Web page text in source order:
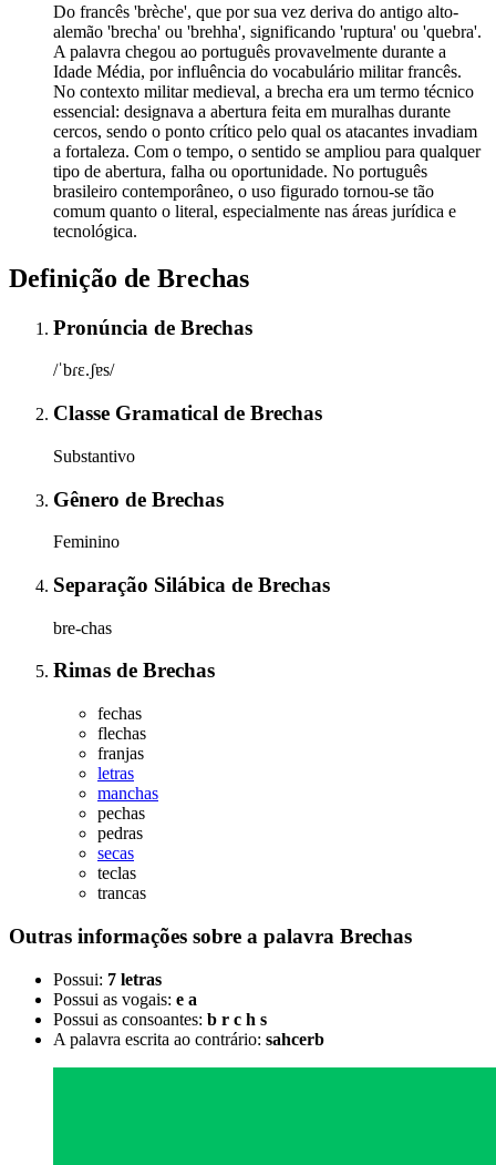
Do francês 'brèche', que por sua vez deriva do antigo alto-
alemão 'brecha' ou 'brehha', significando 'ruptura' ou 'quebra'.
A palavra chegou ao português provavelmente durante a
Idade Média, por influência do vocabulário militar francês.
No contexto militar medieval, a brecha era um termo técnico
essencial: designava a abertura feita em muralhas durante
cercos, sendo o ponto crítico pelo qual os atacantes invadiam
a fortaleza. Com o tempo, o sentido se ampliou para qualquer
tipo de abertura, falha ou oportunidade. No português
brasileiro contemporâneo, o uso figurado tornou-se tão
comum quanto o literal, especialmente nas áreas jurídica e
tecnológica.
Definição de Brechas
Pronúncia de Brechas
/ˈbɾɛ.ʃɐs/
Classe Gramatical de Brechas
Substantivo
Gênero de Brechas
Feminino
Separação Silábica de Brechas
bre-chas
Rimas de Brechas
fechas
flechas
franjas
letras
manchas
pechas
pedras
secas
teclas
trancas
Outras informações sobre a palavra Brechas
Possui: 7 letras
Possui as vogais: e a
Possui as consoantes: b r c h s
A palavra escrita ao contrário: sahcerb